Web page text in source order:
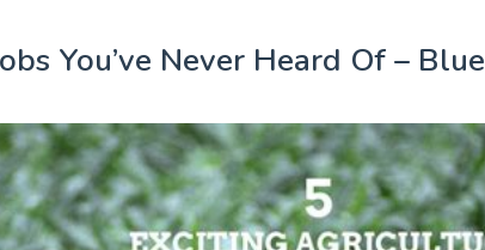
You’ve Never Heard Of – Blue